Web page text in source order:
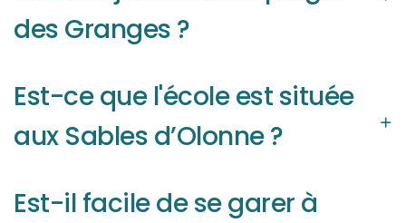
des Granges ?
Est-ce que l'école est située
aux Sables d’Olonne ?
Est-il facile de se garer à